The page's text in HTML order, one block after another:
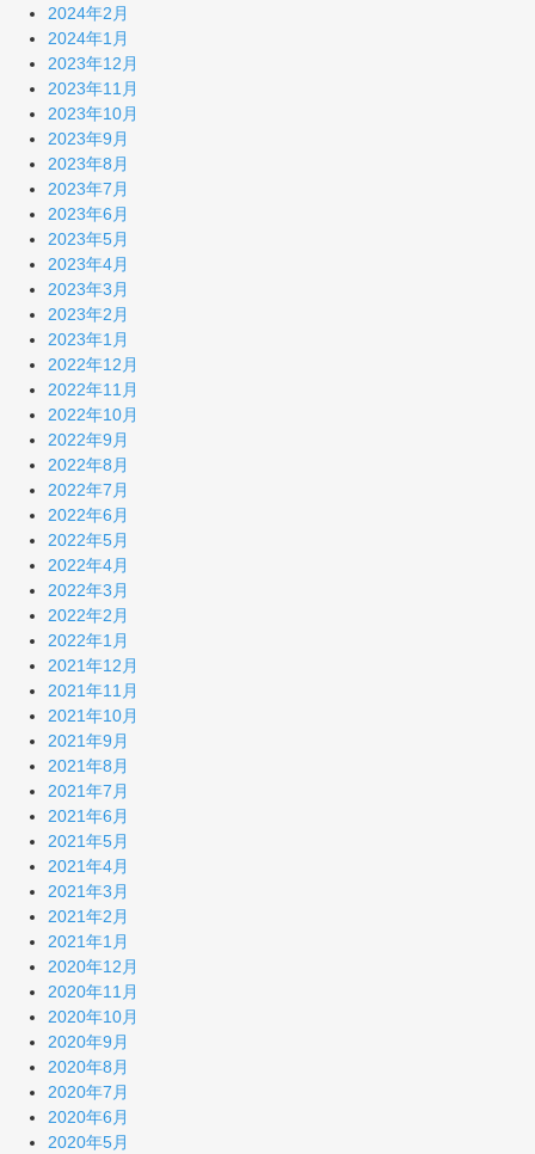
2024年2月
2024年1月
2023年12月
2023年11月
2023年10月
2023年9月
2023年8月
2023年7月
2023年6月
2023年5月
2023年4月
2023年3月
2023年2月
2023年1月
2022年12月
2022年11月
2022年10月
2022年9月
2022年8月
2022年7月
2022年6月
2022年5月
2022年4月
2022年3月
2022年2月
2022年1月
2021年12月
2021年11月
2021年10月
2021年9月
2021年8月
2021年7月
2021年6月
2021年5月
2021年4月
2021年3月
2021年2月
2021年1月
2020年12月
2020年11月
2020年10月
2020年9月
2020年8月
2020年7月
2020年6月
2020年5月